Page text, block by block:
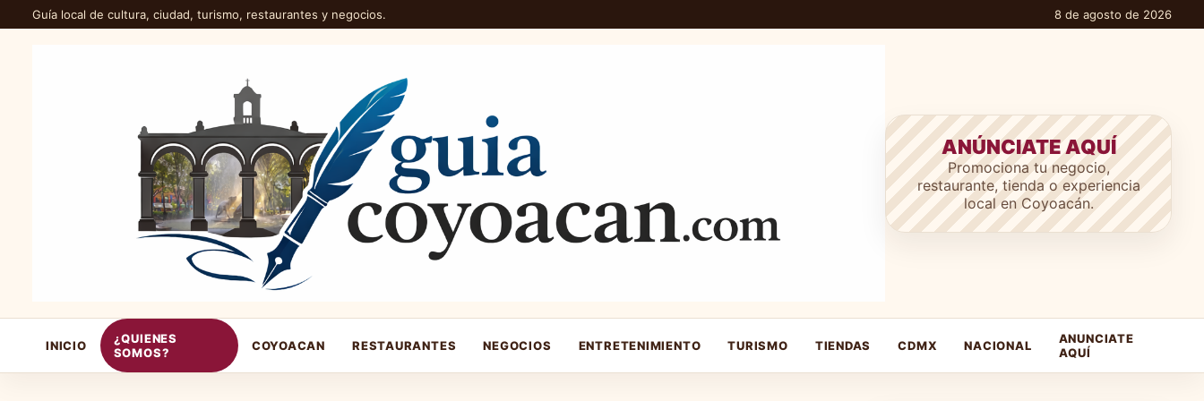
Guía local de cultura, ciudad, turismo, restaurantes y negocios. 8 de agosto de 2026
ANÚNCIATE AQUÍ
Promociona tu negocio,
restaurante, tienda o experiencia
local en Coyoacán.
INICIO
¿QUIENES
SOMOS?
COYOACAN RESTAURANTES NEGOCIOS ENTRETENIMIENTO TURISMO TIENDAS CDMX NACIONAL
ANUNCIATE
AQUÍ